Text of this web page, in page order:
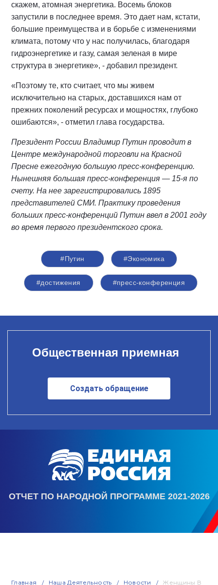
скажем, атомная энергетика. Восемь блоков
запустили в последнее время. Это дает нам, кстати,
большие преимущества и в борьбе с изменениями
климата, потому что у нас получилась, благодаря
гидроэнергетике и газу, самая зеленая в мире
структура в энергетике», - добавил президент.
«Поэтому те, кто считает, что мы живем
исключительно на старых, доставшихся нам от
прежних поколений ресурсах и мощностях, глубоко
ошибаются», - отметил глава государства.
Президент России Владимир Путин проводит в
Центре международной торговли на Красной
Пресне ежегодную большую пресс-конференцию.
Нынешняя большая пресс-конференция — 15-я по
счету. На нее зарегистрировались 1895
представителей СМИ. Практику проведения
больших пресс-конференций Путин ввел в 2001 году
во время первого президентского срока.
#Путин #Экономика
#достижения #пресс-конференция
Общественная приемная
Создать обращение
ОТЧЕТ ПО НАРОДНОЙ ПРОГРАММЕ 2021-2026
Главная Наша Деятельность Новости Женщины В